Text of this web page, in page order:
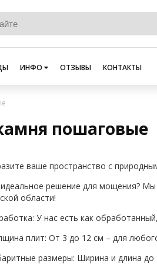
ИНФО ОТЗЫВЫ КОНТАКТЫ
пошаговые
ваше пространство с
решение для мощения? Мы
области!
У нас есть как
плит: От 3 до 12 см – для
размеры: Ширина и длина